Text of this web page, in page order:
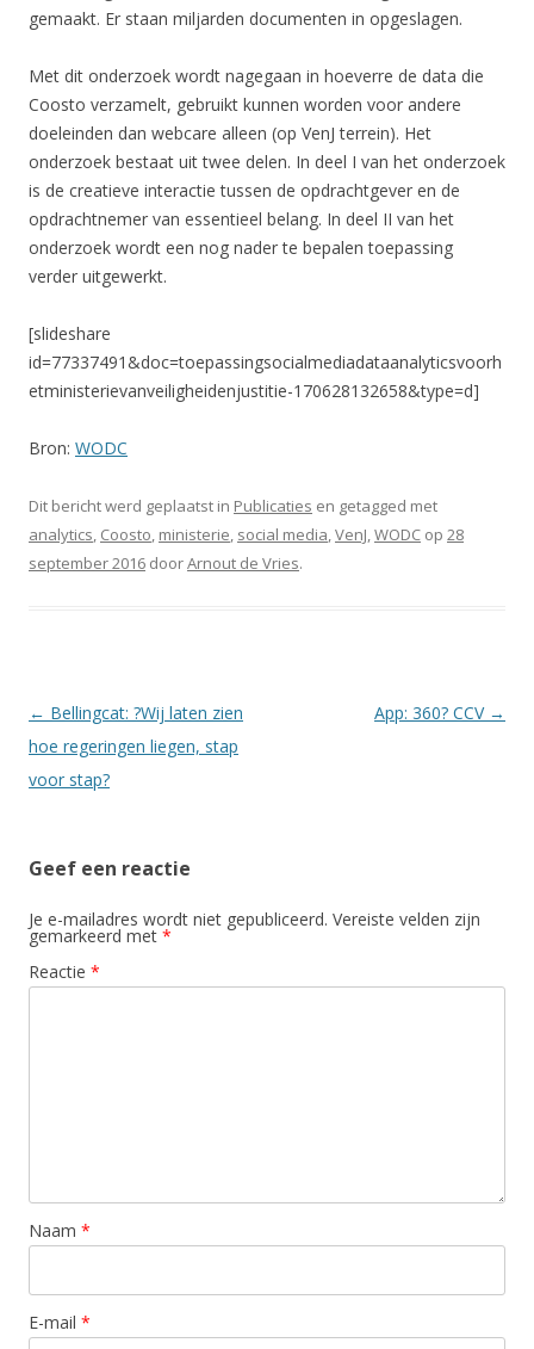
gemaakt. Er staan miljarden documenten in opgeslagen.
Met dit onderzoek wordt nagegaan in hoeverre de data die
Coosto verzamelt, gebruikt kunnen worden voor andere
doeleinden dan webcare alleen (op VenJ terrein). Het
onderzoek bestaat uit twee delen. In deel I van het onderzoek
is de creatieve interactie tussen de opdrachtgever en de
opdrachtnemer van essentieel belang. In deel II van het
onderzoek wordt een nog nader te bepalen toepassing
verder uitgewerkt.
[slideshare
id=77337491&doc=toepassingsocialmediadataanalyticsvoorh
etministerievanveiligheidenjustitie-170628132658&type=d]
Bron: WODC
Dit bericht werd geplaatst in Publicaties en getagged met
analytics, Coosto, ministerie, social media,VenJ,WODC op 28
september 2016 doorArnout de Vries.
Berichtnavigatie
← Bellingcat: ?Wij laten zien
hoe regeringen liegen, stap
voor stap?
App: 360? CCV →
Geef een reactie
Je e-mailadres wordt niet gepubliceerd. Vereiste velden zijn
gemarkeerd met *
Reactie *
Naam *
E-mail *